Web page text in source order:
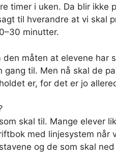
timer i uken. Da blir ikke
til hverandre at vi skal
minutter.
måten at elevene har
til. Men nå skal de
er, for det er jo
skal til. Mange elever
med linjesystem når
og de som skal